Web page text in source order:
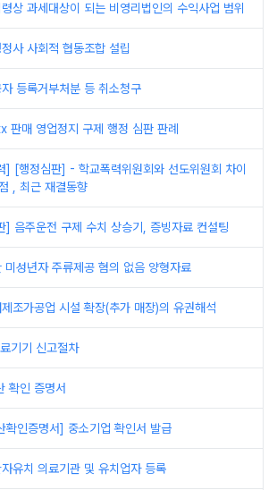
상 과세대상이 되는 비영리법인의 수익사업 범위
사 사회적 협동조합 설립
등록거부처분 등 취소청구
판매 영업정지 구제 행정 심판 판례
] [행정심판] - 학교폭력위원회와 선도위원회 차이
, 최근 재결동향
] 음주운전 구제 수치 상승기, 증빙자료 컨설팅
미성년자 주류제공 혐의 없음 양형자료
조가공업 시설 확장(추가 매장)의 유권해석
기기 신고절차
확인 증명서
확인증명서] 중소기업 확인서 발급
유치 의료기관 및 유치업자 등록